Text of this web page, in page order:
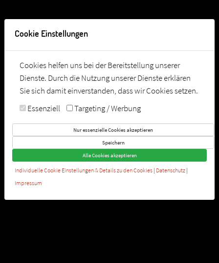
Cookie Einstellungen
Cookies helfen uns bei der Bereitstellung unserer
Dienste. Durch die Nutzung unserer Dienste erklären
Sie sich damit einverstanden, dass wir Cookies setzen.
Essenziell
Targeting / Werbung
Nur essenzielle Cookies akzeptieren
Speichern
Alle Cookies akzeptieren
Individuelle Cookie Einstellungen & Details zu den Cookies | Datenschutz |
Impressum